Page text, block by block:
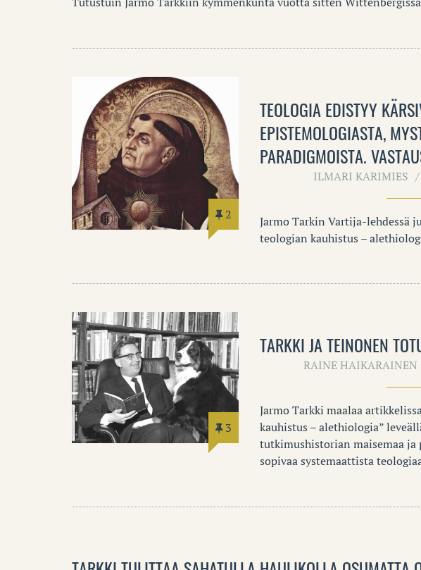
2
TEOLOGIA EDISTYY
EPISTEMOLOGIASTA,
PARADIGMOISTA.
ILMARI KARIMIES
Jarmo Tarkin Vartija-lehdessä
teologian kauhistus –
3
TARKKI JA TEINONEN
RAINE HAIKARAINEN
Jarmo Tarkki maalaa
kauhistus – alethiologia”
tutkimushistorian maisemaa ja
sopivaa systemaattista